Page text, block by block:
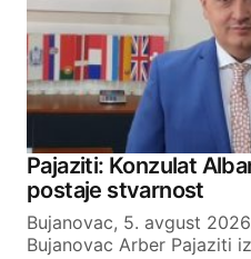
Your email address will
Required fields are
Comment*
Pajaziti: Konzulat
postaje stvarnost
Bujanovac, 5. avgust
Bujanovac Arber Pajaziti